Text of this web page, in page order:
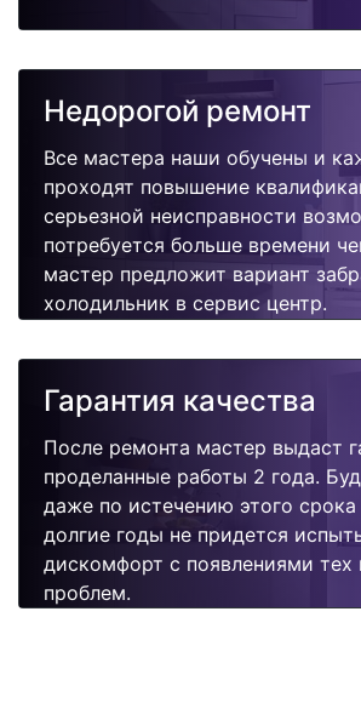
Недорогой ремонт
Все мастера наши обучены и
проходят повышение
серьезной неисправности
потребуется больше времени
мастер предложит вариант
холодильник в сервис центр.
Гарантия качества
После ремонта мастер выдаст
проделанные работы 2 года.
даже по истечению этого
долгие годы не придется
дискомфорт с появлениями тех
проблем.